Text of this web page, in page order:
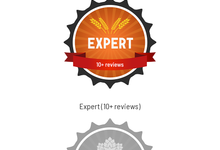
Expert (10+ reviews)